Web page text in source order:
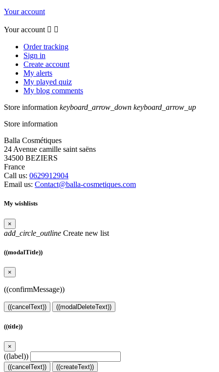
Your account
Your account  
Order tracking
Sign in
Create account
My alerts
My played quiz
My blog comments
Store information keyboard_arrow_down keyboard_arrow_up
Store information
Balla Cosmétiques
24 Avenue camille saint saëns
34500 BEZIERS
France
Call us: 0629912904
Email us: Contact@balla-cosmetiques.com
My wishlists
×
add_circle_outline Create new list
((modalTitle))
×
((confirmMessage))
((cancelText)) ((modalDeleteText))
((title))
×
((label))
((cancelText)) ((createText))